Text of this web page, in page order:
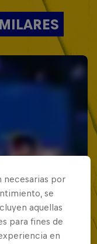
necesarias por
se
aquellas
para fines de
en